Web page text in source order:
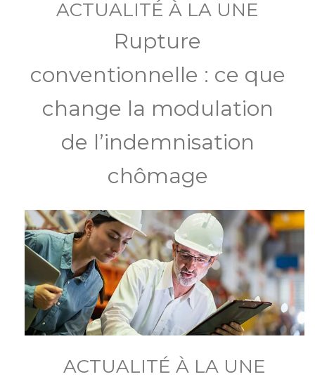
ACTUALITÉ À LA UNE
Rupture
conventionnelle : ce que
change la modulation
de l’indemnisation
chômage
ACTUALITÉ À LA UNE